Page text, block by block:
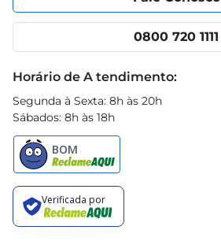
Cencosud Media
App Prezunic
0800 720 1111
Horário de A tendimento:
Segunda à Sexta: 8h às 20h
Sábados: 8h às 18h